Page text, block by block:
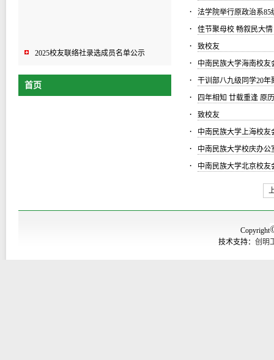
2025校友联络社录选成员名单公示
欢迎回家！—2025秩年返校｜民大
首页
· 法学院举行原政治系
· 佳节聚母校 畅叙民大情
· 致校友
· 中南民族大学海南校友
· 干训部八九级同学20年
· 四年相知 廿载重逢 原
· 致校友
· 中南民族大学上海校友
· 中南民族大学校庆办公
· 中南民族大学北京校
Copyright
技术支持：创明